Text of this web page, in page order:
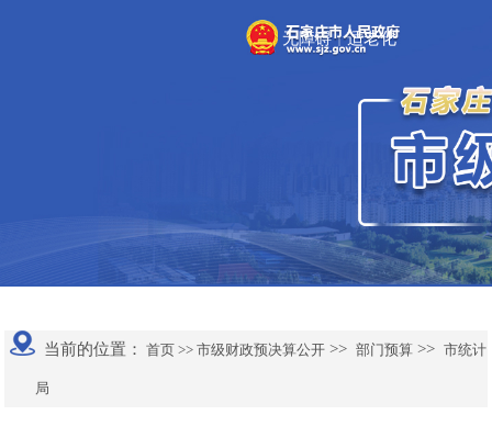
无障碍|适老化
当前的位置： 首页 >> 市级财政预决算公开 >>部门预算 >>市统计
局